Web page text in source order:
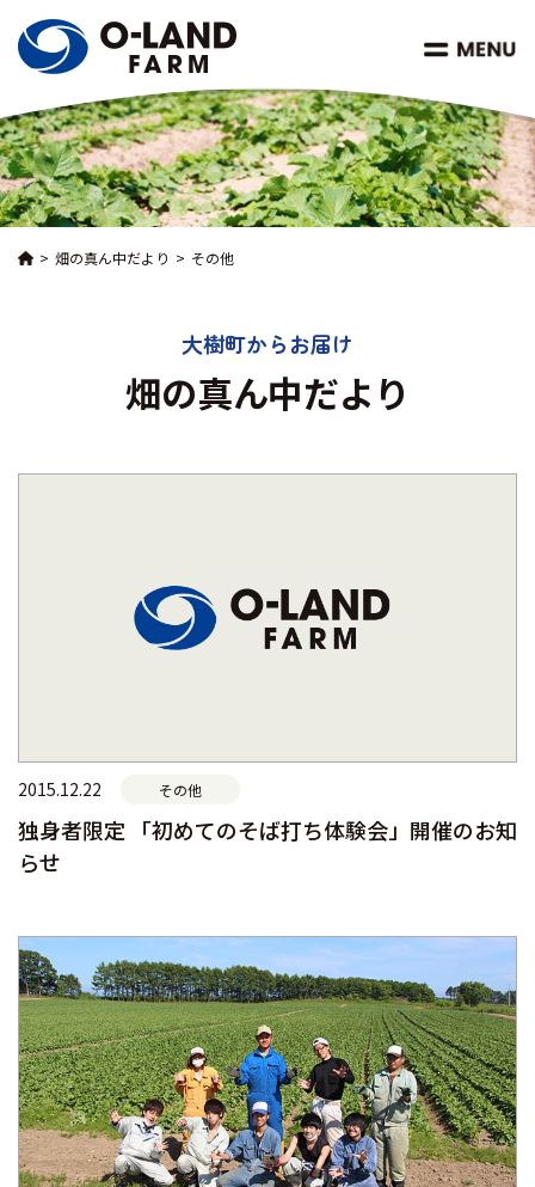
畑の真ん中だより その他
大樹町からお届け
畑の真ん中だより
2015.12.22 その他
独身者限定 「初めてのそば打ち体験会」開催のお知
らせ